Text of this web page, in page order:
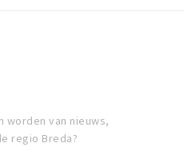
worden van nieuws,
regio Breda?